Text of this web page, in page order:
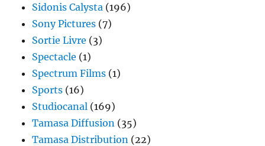
Sidonis Calysta (196)
Sony Pictures (7)
Sortie Livre (3)
Spectacle (1)
Spectrum Films (1)
Sports (16)
Studiocanal (169)
Tamasa Diffusion (35)
Tamasa Distribution (22)